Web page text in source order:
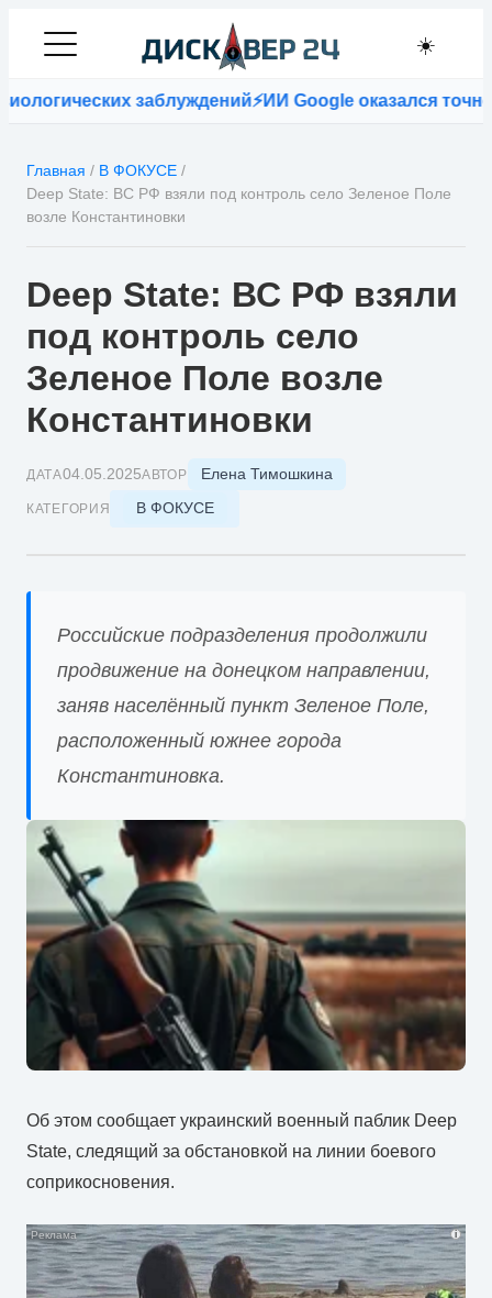
☀️
заблуждений⚡ИИ Google оказался точнее
Главная / В ФОКУСЕ /
Deep State: ВС РФ взяли под контроль село Зеленое Поле
возле Константиновки
Deep State: ВС РФ взяли
под контроль село
Зеленое Поле возле
Константиновки
ДАТА04.05.2025АВТОР Елена Тимошкина
КАТЕГОРИЯ В ФОКУСЕ
Российские подразделения продолжили
продвижение на донецком направлении,
заняв населённый пункт Зеленое Поле,
расположенный южнее города
Константиновка.
Об этом сообщает украинский военный паблик Deep
State, следящий за обстановкой на линии боевого
соприкосновения.
i